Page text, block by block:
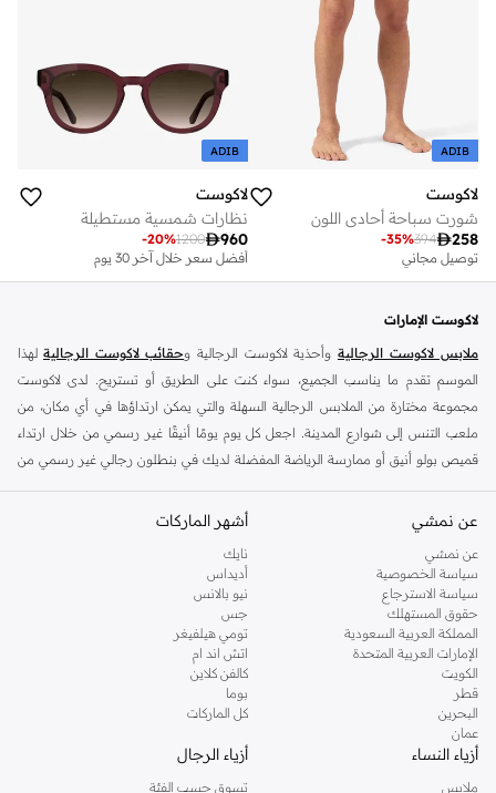
ADIB
لاكوست
شورت سباحة أحادي اللون
258
394
-35%
توصيل مجاني
ADIB
لاكوست
نظارات شمسية مستطيلة
960
1200
-20%
أفضل سعر خلال آخر 30 يوم
لاكوست الإمارات
ملابس لاكوست الرجالية وأحذية لاكوست الرجالية وحقائب لاكوست الرجالية لهذا
الموسم تقدم ما يناسب الجميع، سواء كنت على الطريق أو تستريح. لدى لاكوست
مجموعة مختارة من الملابس الرجالية السهلة والتي يمكن ارتداؤها في أي مكان، من
ملعب التنس إلى شوارع المدينة. اجعل كل يوم يومًا أنيقًا غير رسمي من خلال ارتداء
قميص بولو أنيق أو ممارسة الرياضة المفضلة لديك في بنطلون رجالي غير رسمي من
ومعاطف لاكوست الرجالية
. إذا كنت تستمتع بالموضة وتريد الظهور بأفضل ما لديك،
فإن ملابس لاكوست الرجالية هي الحل الأمثل. تم تصميم كل قطعة للأناقة والراحة
لتجعلك تشعر بالروعة. هناك الكثير من الجيوب لهاتفك، وأربطة لتحميك من الهواء البارد،
لذا مع إكسسوارات لاكوست الرجالية
لن تمر مرور الكرام أبدًا.الفت الأنظار بملابسك
وارتقي بستايلك إلى المستوى التالي مع زوج من النظارات الشمسية وحقيبة رجالي
عصرية من مجموعة حقائب لاكوست الرجالية. الراحة هي العنوان في هذه المجموعة،
وهي مصنوعة من أقمشة عالية الجودة مثل القطن البارد، والصوف الدافئ والصوف
العادي، والأقمشة عالية الجودة للرياضيين التي تسمح بمرور الهواء. يحتوي على جيوب
بسحاب وأكمام مبطنة وأكمام طويلة وقصيرة و
ساعة لاكوست للرجال
لاكوست الرجالية، ستحصل على إطلالة بسيطة و مميزة. تسوق في متجر نمشي
عن نمشي
عن نمشي
سياسة الخصوصية
سياسة الاسترجاع
حقوق المستهلك
المملكة العربية السعودية
الإمارات العربية المتحدة
الكويت
قطر
البحرين
عمان
أشهر الماركات
نايك
أديداس
نيو بالانس
جس
تومي هيلفيغر
اتش اند ام
كالفن كلاين
بوما
كل الماركات
أزياء النساء
ملابس
أزياء الرجال
تسوق حسب الفئة